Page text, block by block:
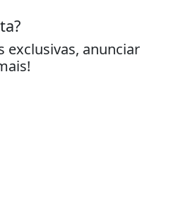
exclusivas, anunciar